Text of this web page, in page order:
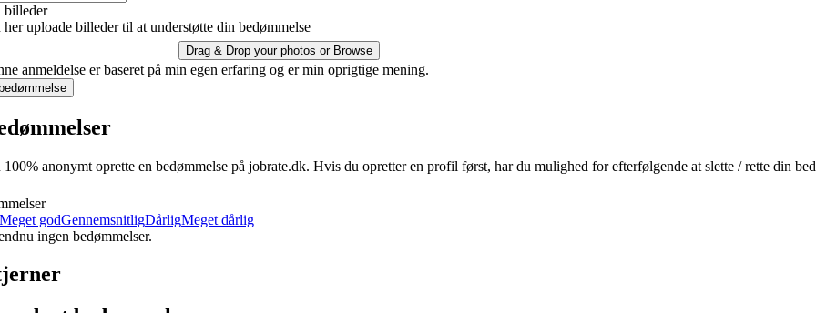
billeder
uploade billeder til at understøtte din bedømmelse
Drag & Drop your photos or Browse
anmeldelse er baseret på min egen erfaring og er min oprigtige mening.
anonymt oprette en bedømmelse på jobrate.dk. Hvis du opretter en profil først, har du mulighed for efterfølgende at slette / rette din
godGennemsnitligDårligMeget dårlig
ingen bedømmelser.